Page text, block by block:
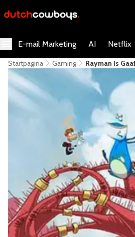
E-mail Marketing AI Netflix
Startpagina Gaming
Rayman Is